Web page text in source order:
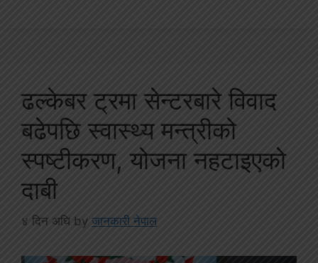
ढल्केबर ट्रमा सेन्टरबारे विवाद
बढेपछि स्वास्थ्य मन्त्रीको
स्पष्टीकरण, योजना नहटाइएको
दाबी
४ दिन अघि by जानकारी नेपाल